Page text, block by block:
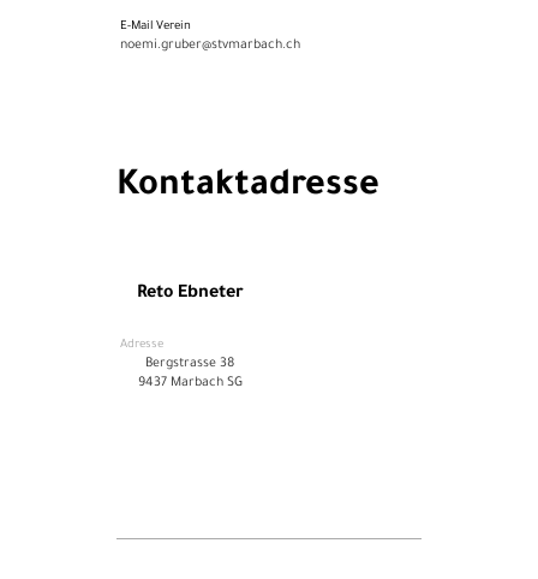
E-Mail Verein
noemi.gruber@stvmarbach.ch
Kontaktadresse
Reto Ebneter
Adresse
Bergstrasse 38
9437 Marbach SG